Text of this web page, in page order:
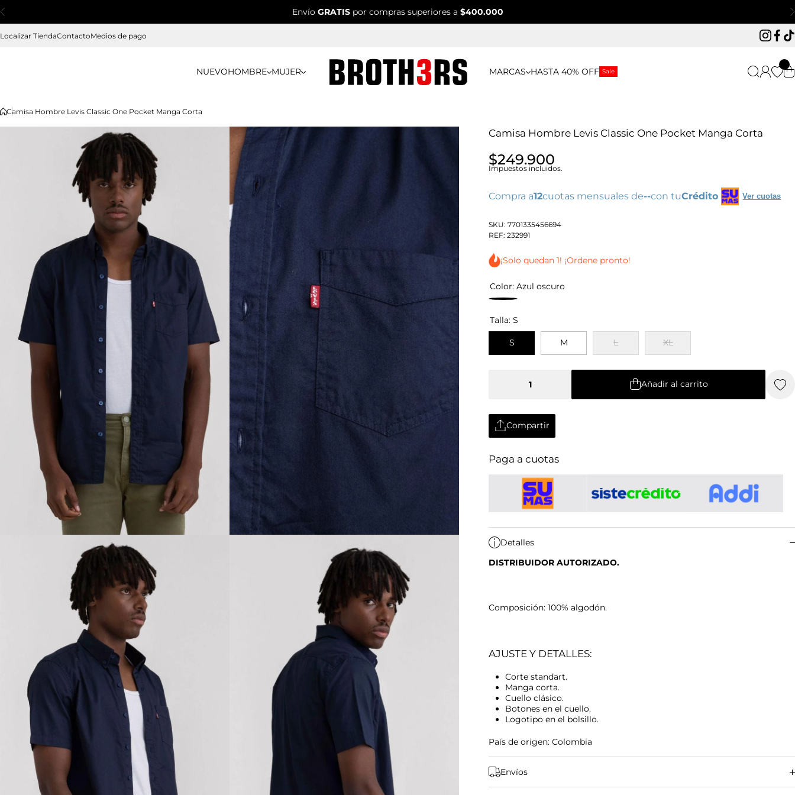
Saltar al contenido
Envío GRATISpor compras superiores a $400.000
Localizar TiendaContactoMedios de pago
NUEVOHOMBRE MUJER MARCAS HASTA 40% OFF Sale
Camisa Hombre Levis Classic One Pocket Manga Corta
Camisa Hombre Levis Classic One Pocket Manga Corta
$249.900
Impuestos incluidos.
Compra a12cuotas mensuales de--con tuCrédito Ver cuotas
SKU: 7701335456694
REF: 232991
¡Solo quedan 1! ¡Ordene pronto!
Color:Azul oscuro
Talla:S
S M L XL
Añadir al carrito
Compartir
Paga a cuotas
Detalles
DISTRIBUIDOR AUTORIZADO.
Composición: 100% algodón.
AJUSTE Y DETALLES:
Corte standart.
Manga corta.
Cuello clásico.
Botones en el cuello.
Logotipo en el bolsillo.
País de origen: Colombia
Envíos